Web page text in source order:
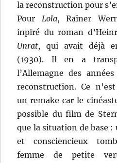
la reconstruction pour
Pour Lola, Rainer
inpiré du roman
Unrat, qui avait déjà
(1930). Il en a
l’Allemagne des
reconstruction. Ce
un remake car le
possible du film de
que la situation de base
et consciencieux
femme de petite